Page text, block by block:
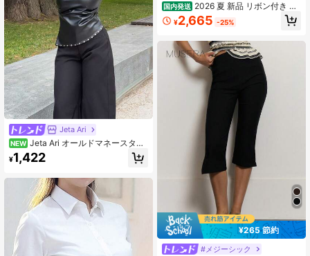
Jeta Ari
NEW Jeta Ari オールドマネースタイ
ル レディース スタッズ アシンメト
リー ショルダー レザートップ レデ
リーツトップ
¥1,422
国内発送 2026 夏 新品 リボン付き オ
フショルダー カットソー レディース
半袖 ブラウス トップス 軽量 ファッ
¥2,665 -25%
¥265 節約
#メジーシック